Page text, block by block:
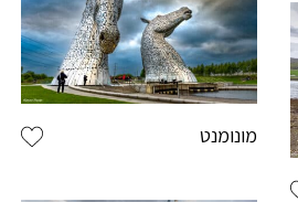
מונומנט